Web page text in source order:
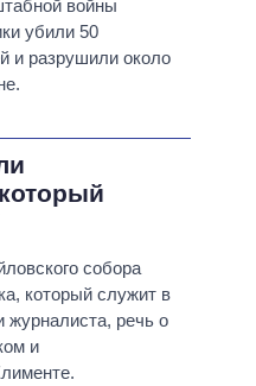
войны
убили 50
и разрушили около
собора
который служит в
речь о
и